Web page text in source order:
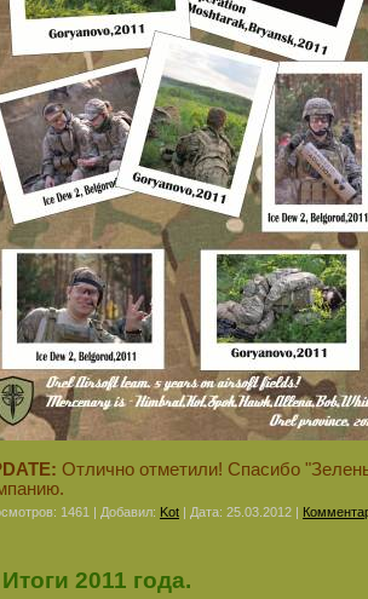
Отлично отметили! Спасибо
1461 | Добавил: Kot | Дата: 25.03.2012 |
Итоги 2011 года.